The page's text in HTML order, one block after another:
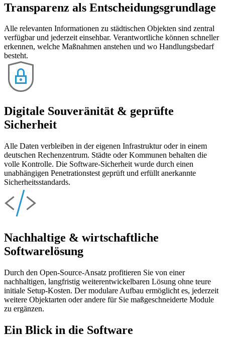
Transparenz als Entscheidungsgrundlage
Alle relevanten Informationen zu städtischen Objekten sind zentral
verfügbar und jederzeit einsehbar. Verantwortliche können schneller
erkennen, welche Maßnahmen anstehen und wo Handlungsbedarf
besteht.
Digitale Souveränität & geprüfte
Sicherheit
Alle Daten verbleiben in der eigenen Infrastruktur oder in einem
deutschen Rechenzentrum. Städte oder Kommunen behalten die
volle Kontrolle. Die Software-Sicherheit wurde durch einen
unabhängigen Penetrationstest geprüft und erfüllt anerkannte
Sicherheitsstandards.
Nachhaltige & wirtschaftliche
Softwarelösung
Durch den Open-Source-Ansatz profitieren Sie von einer
nachhaltigen, langfristig weiterentwickelbaren Lösung ohne teure
initiale Setup-Kosten. Der modulare Aufbau ermöglicht es, jederzeit
weitere Objektarten oder andere für Sie maßgeschneiderte Module
zu ergänzen.
Ein Blick in die Software